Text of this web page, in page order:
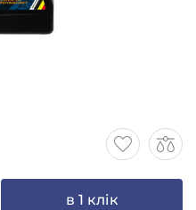
в 1 клік